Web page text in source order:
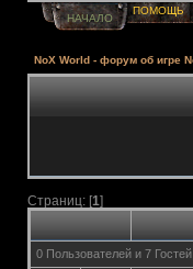
НАЧАЛО
ПОМОЩЬ
NoX World - форум об игре
Страниц: [1]
0 Пользователей и 7